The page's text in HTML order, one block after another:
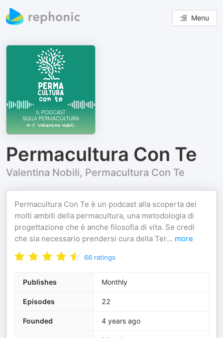
Menu
Permacultura Con Te
Valentina Nobili, Permacultura Con Te
Permacultura Con Te è un podcast alla scoperta dei
molti ambiti della permacultura, una metodologia di
progettazione che è anche filosofia di vita. Se credi
che sia necessario prendersi cura della Ter... more
66 ratings
Publishes Monthly
Episodes 22
Founded 4 years ago